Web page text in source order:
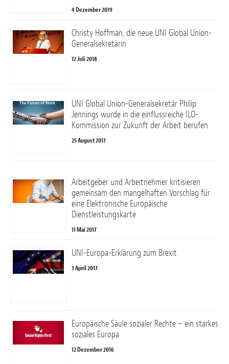
4 Dezember 2019
Christy Hoffman, die neue UNI Global Union-
Generalsekretärin
12 Juli 2018
UNI Global Union-Generalsekretär Philip
Jennings wurde in die einflussreiche ILO-
Kommission zur Zukunft der Arbeit berufen
25 August 2017
Arbeitgeber und Arbeitnehmer kritisieren
gemeinsam den mangelhaften Vorschlag für
eine Elektronische Europäische
Dienstleistungskarte
11 Mai 2017
UNI-Europa-Erklärung zum Brexit
3 April 2017
Europäische Säule sozialer Rechte – ein starkes
soziales Europa
12 Dezember 2016